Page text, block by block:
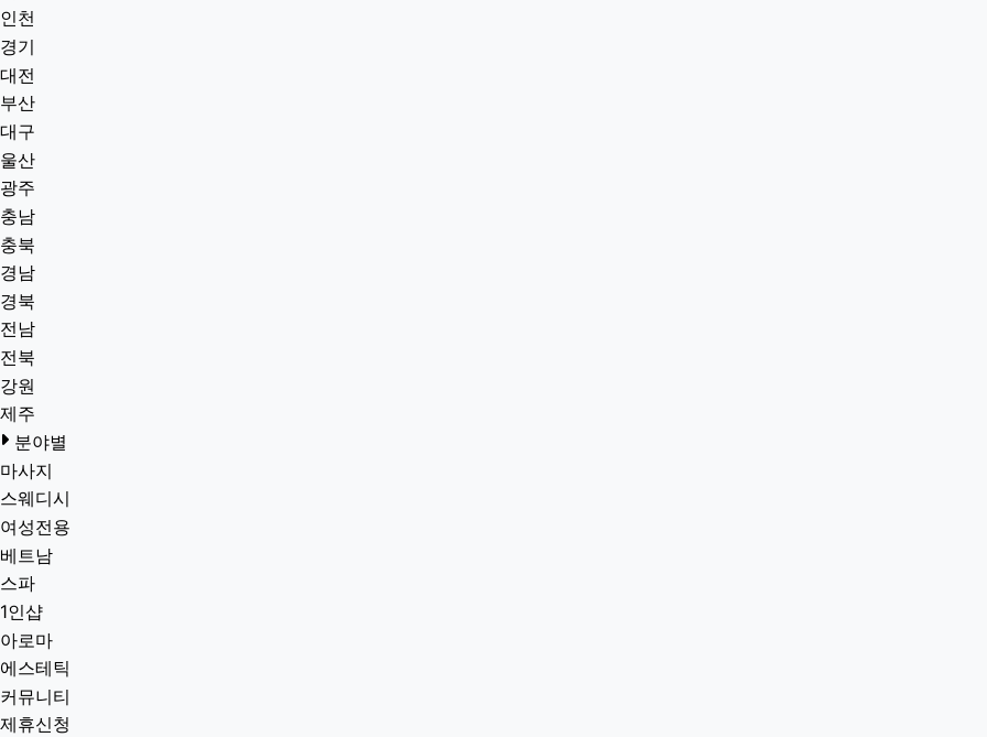
인천
경기
대전
부산
대구
울산
광주
충남
충북
경남
경북
전남
전북
강원
제주
분야별
마사지
스웨디시
여성전용
베트남
스파
1인샵
아로마
에스테틱
커뮤니티
제휴신청